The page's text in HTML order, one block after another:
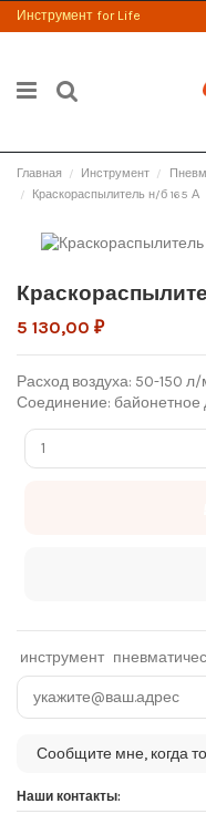
Инструмент for Life
Главная Инструмент
Краскораспылитель н/б 165 А
5 130,00 ₽
Расход воздуха: 50-150
Соединение:
инструмент
Наши контакты: